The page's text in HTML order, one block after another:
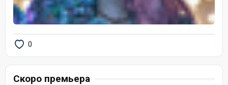
0
Скоро премьера